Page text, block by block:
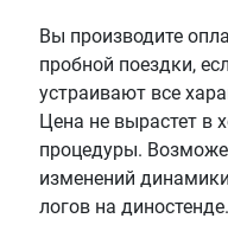
Вы производите
пробной поездки,
устраивают все
Цена не вырастет в
процедуры.
изменений
логов на диностенде.